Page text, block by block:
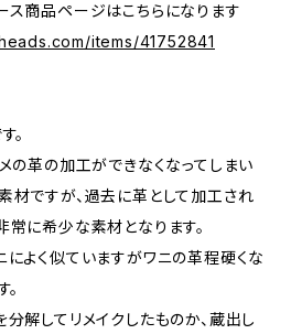
商品ページはこちらになります
items/41752841
。
の革の加工ができなくなってしまい
ですが、過去に革として加工され
に希少な素材となります。
よく似ていますがワニの革程硬くな
解してリメイクしたものか、蔵出し